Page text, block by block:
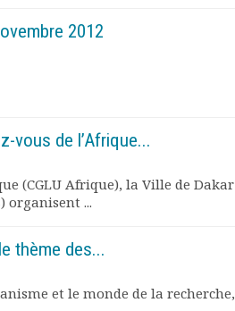
2012
vous de l’Afrique...
(CGLU Afrique), la Ville de Dakar
organisent ...
thème des...
et le monde de la recherche,